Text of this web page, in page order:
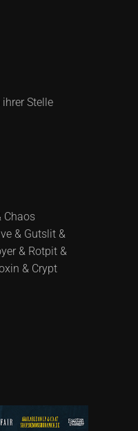
Stelle
Chaos
& Gutslit &
& Rotpit &
& Crypt